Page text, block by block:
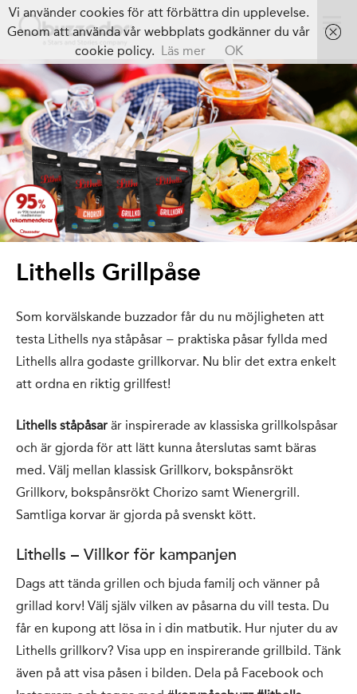
Lithells Grillpåse
Som korvälskande buzzador får du nu möjligheten att
testa Lithells nya ståpåsar − praktiska påsar fyllda med
Lithells allra godaste grillkorvar. Nu blir det extra enkelt
att ordna en riktig grillfest!
Lithells ståpåsar är inspirerade av klassiska grillkolspåsar
och är gjorda för att lätt kunna återslutas samt bäras
med. Välj mellan klassisk Grillkorv, bokspånsrökt
Grillkorv, bokspånsrökt Chorizo samt Wienergrill.
Samtliga korvar är gjorda på svenskt kött.
Lithells – Villkor för kampanjen
Dags att tända grillen och bjuda familj och vänner på
grillad korv! Välj själv vilken av påsarna du vill testa. Du
får en kupong att lösa in i din matbutik. Hur njuter du av
Lithells grillkorv? Visa upp en inspirerande grillbild. Tänk
även på att visa påsen i bilden. Dela på Facebook och
Vi använder cookies för att förbättra din upplevelse.
Genom att använda vår webbplats godkänner du vår
cookie policy. Läs mer OK